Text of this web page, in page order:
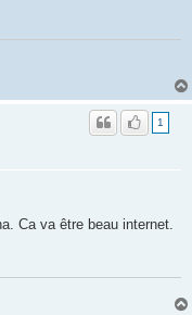
1
Ca va être beau internet.